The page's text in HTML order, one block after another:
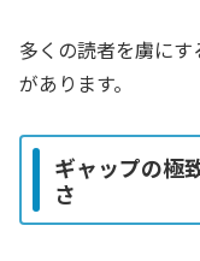
多くの読者を虜に
があります。
ギャップの極
さ